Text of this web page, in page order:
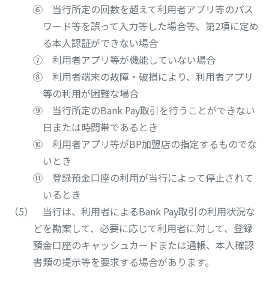
⑥ 当行所定の回数を超えて利用者アプリ等のパス
ワード等を誤って入力等した場合等、第2項に定め
る本人認証ができない場合
⑦ 利用者アプリ等が機能していない場合
⑧ 利用者端末の故障・破損により、利用者アプリ
等の利用が困難な場合
⑨ 当行所定のBank Pay取引を行うことができない
日または時間帯であるとき
⑩ 利用者アプリ等がBP加盟店の指定するものでな
いとき
⑪ 登録預金口座の利用が当行によって停止されて
いるとき
当行は、利用者によるBank Pay取引の利用状況な
どを勘案して、必要に応じて利用者に対して、登録
預金口座のキャッシュカードまたは通帳、本人確認
書類の提示等を要求する場合があります。